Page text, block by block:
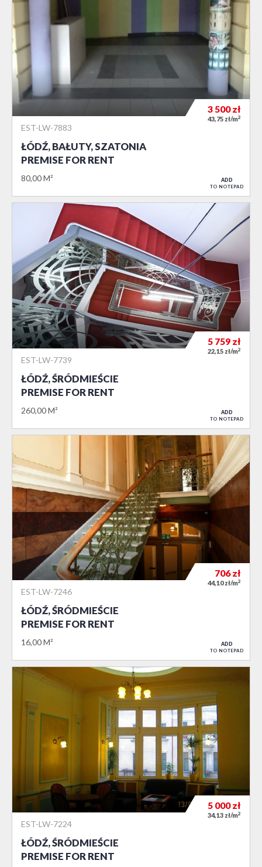
EST-LW-7883
ŁÓDŹ, BAŁUTY, SZATONIA
PREMISE FOR RENT
80,00 M²
3 500zł
43,75 zł/m2
ADD
TO NOTEPAD
EST-LW-7739
ŁÓDŹ, ŚRÓDMIEŚCIE
PREMISE FOR RENT
260,00 M²
5 759 zł
22,15 zł/m2
ADD
TO NOTEPAD
EST-LW-7246
ŁÓDŹ, ŚRÓDMIEŚCIE
PREMISE FOR RENT
16,00 M²
706zł
44,10 zł/m2
ADD
TO NOTEPAD
EST-LW-7224
ŁÓDŹ, ŚRÓDMIEŚCIE
PREMISE FOR RENT
5 000zł
34,13 zł/m2